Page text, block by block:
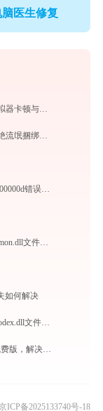
医生修复
2026电脑玩手游巅峰指南：彻底告别安卓模拟器卡顿与捆绑，体验官方原生多端互通
2026装机推荐：电脑端音乐播放器评测，拒绝流氓捆绑，还原极致无损心流音质
税控发票开票打开MainExecuteS.exe提示0xc000000d错误码怎么办
网银伴侣启动程序 launcher.exe加载gdca_common.dll文件丢失处理办法
如何解决
骑马与砍杀相关进程 mb_warband.exe加载fmodex.dll文件丢失处理办法
WDSCORE.dll下载指南：32/64位系统官方免费版，解决DLL缺失问题
ICP备2025133740号-18